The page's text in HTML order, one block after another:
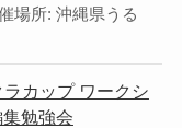
場所: 沖縄県うる
カップ ワークシ
勉強会